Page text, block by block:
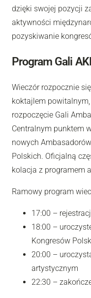
dzięki swojej pozycji
aktywności
pozyskiwanie
Program Gali
Wieczór rozpocznie
koktajlem
rozpoczęcie Gali
Centralnym punktem
nowych
Polskich. Oficjalną
kolacja z programem
Ramowy program
17:00 –
18:00 –
Kongresów
20:00 –
artystycznym
22:30 –